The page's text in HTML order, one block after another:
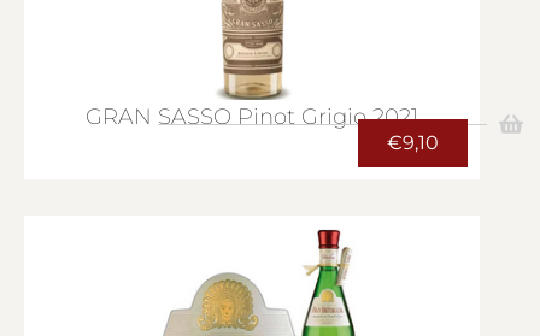
GRAN SASSO Pinot Grigio 2021
€9,10